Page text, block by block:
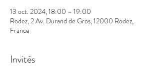
13 oct. 2024, 18:00 – 19:00
Rodez, 2 Av. Durand de Gros, 12000 Rodez,
France
Invités